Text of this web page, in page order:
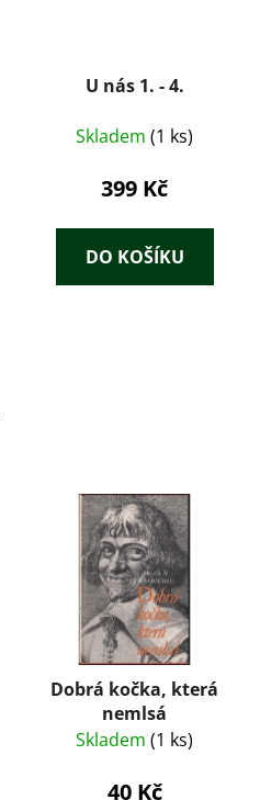
U nás 1. - 4.
Skladem (1 ks)
399 Kč
DO KOŠÍKU
Dobrá kočka, která
nemlsá
Skladem (1 ks)
40 Kč